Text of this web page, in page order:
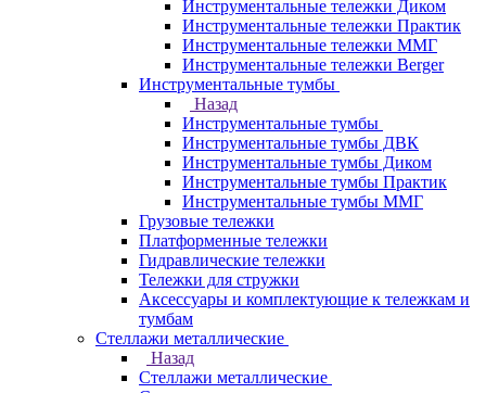
Инструментальные тележки Диком
Инструментальные тележки Практик
Инструментальные тележки ММГ
Инструментальные тележки Berger
Инструментальные тумбы
Назад
Инструментальные тумбы
Инструментальные тумбы ДВК
Инструментальные тумбы Диком
Инструментальные тумбы Практик
Инструментальные тумбы ММГ
Грузовые тележки
Платформенные тележки
Гидравлические тележки
Тележки для стружки
Аксесcуары и комплектующие к тележкам и
тумбам
Стеллажи металлические
Назад
Стеллажи металлические